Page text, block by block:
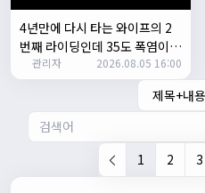
시즌온이랑 안라가 몬가요?
진우01:50:08
시즌온은 시즌이 시작됬다는거
자출조아
2/20/
4년만에 다시 타는 와이프의 2
번째 라이딩인데 35도 폭염이라
고? 과연 30키로를 쫒아올수 있
을까?
관리자 2026.08.05 16:00
1
2 3